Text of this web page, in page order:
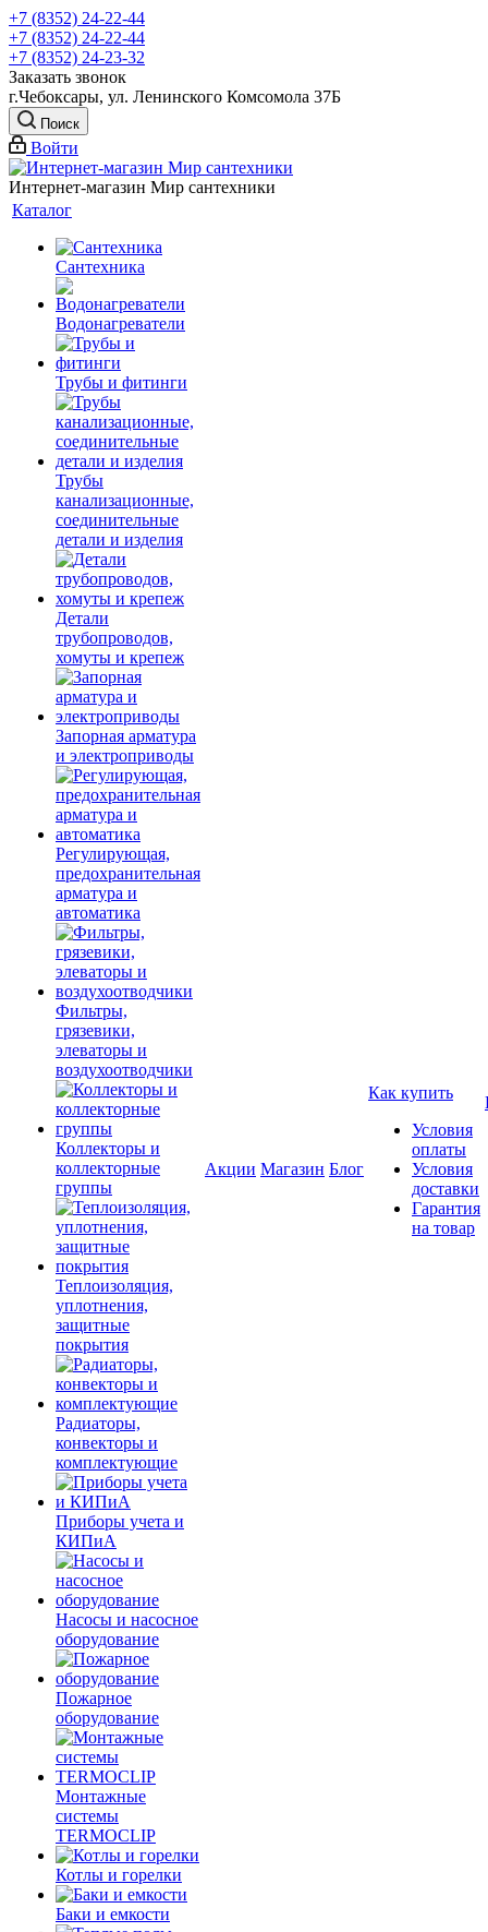
+7 (8352) 24-22-44
+7 (8352) 24-22-44
+7 (8352) 24-23-32
Заказать звонок
г.Чебоксары, ул. Ленинского Комсомола 37Б
Поиск
Войти
Интернет-магазин Мир сантехники
Каталог
Сантехника
Водонагреватели
Трубы и фитинги
Трубы
канализационные,
соединительные
детали и изделия
Детали
трубопроводов,
хомуты и крепеж
Запорная арматура
и электроприводы
Регулирующая,
предохранительная
арматура и
автоматика
Фильтры,
грязевики,
элеваторы и
воздухоотводчики
Коллекторы и
коллекторные
группы
Теплоизоляция,
уплотнения,
защитные
покрытия
Радиаторы,
конвекторы и
комплектующие
Приборы учета и
КИПиА
Насосы и насосное
оборудование
Пожарное
оборудование
Монтажные
системы
TERMOCLIP
Котлы и горелки
Баки и емкости
Акции Магазин Блог
Как купить
Условия
оплаты
Условия
доставки
Гарантия
на товар